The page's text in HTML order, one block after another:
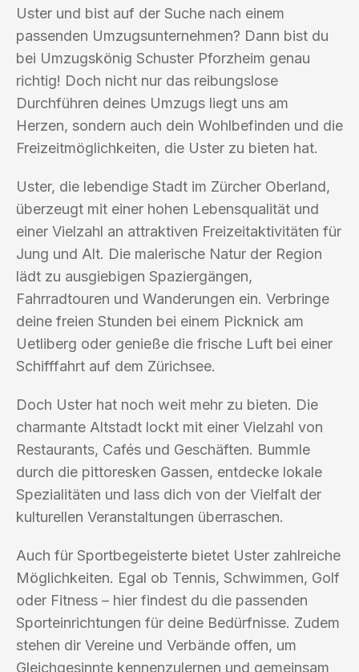
Uster und bist auf der Suche nach einem
passenden Umzugsunternehmen? Dann bist du
bei Umzugskönig Schuster Pforzheim genau
richtig! Doch nicht nur das reibungslose
Durchführen deines Umzugs liegt uns am
Herzen, sondern auch dein Wohlbefinden und die
Freizeitmöglichkeiten, die Uster zu bieten hat.
Uster, die lebendige Stadt im Zürcher Oberland,
überzeugt mit einer hohen Lebensqualität und
einer Vielzahl an attraktiven Freizeitaktivitäten für
Jung und Alt. Die malerische Natur der Region
lädt zu ausgiebigen Spaziergängen,
Fahrradtouren und Wanderungen ein. Verbringe
deine freien Stunden bei einem Picknick am
Uetliberg oder genieße die frische Luft bei einer
Schifffahrt auf dem Zürichsee.
Doch Uster hat noch weit mehr zu bieten. Die
charmante Altstadt lockt mit einer Vielzahl von
Restaurants, Cafés und Geschäften. Bummle
durch die pittoresken Gassen, entdecke lokale
Spezialitäten und lass dich von der Vielfalt der
kulturellen Veranstaltungen überraschen.
Auch für Sportbegeisterte bietet Uster zahlreiche
Möglichkeiten. Egal ob Tennis, Schwimmen, Golf
oder Fitness – hier findest du die passenden
Sporteinrichtungen für deine Bedürfnisse. Zudem
stehen dir Vereine und Verbände offen, um
Gleichgesinnte kennenzulernen und gemeinsam